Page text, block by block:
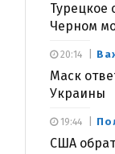
Турецкое
Черном
Маск
Украины
20:14
США
19:44